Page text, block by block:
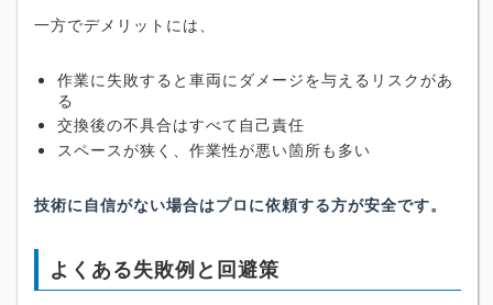
一方でデメリットには、
作業に失敗すると車両にダメージを与えるリスクがあ
る
交換後の不具合はすべて自己責任
スペースが狭く、作業性が悪い箇所も多い
技術に自信がない場合はプロに依頼する方が安全です。
よくある失敗例と回避策